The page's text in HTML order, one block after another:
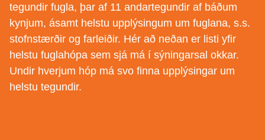
tegundir fugla, þar af 11 andartegundir af báðum
kynjum, ásamt helstu upplýsingum um fuglana, s.s.
stofnstærðir og farleiðir. Hér að neðan er listi yfir
helstu fuglahópa sem sjá má í sýningarsal okkar.
Undir hverjum hóp má svo finna upplýsingar um
helstu tegundir.